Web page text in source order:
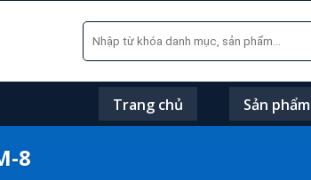
Tìm
kiếm:
Trang chủ Sản phẩm
8